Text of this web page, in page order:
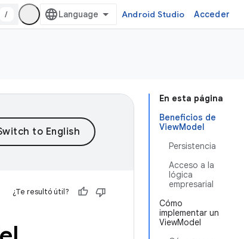
/ Android Studio Acceder
En esta página
Beneficios de
ViewModel
Persistencia
Acceso a la
lógica
empresarial
Cómo
implementar un
ViewModel
¿Te resultó útil?